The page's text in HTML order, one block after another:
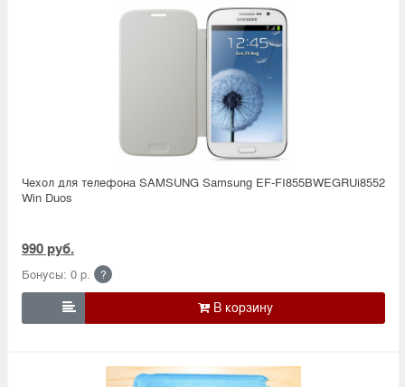
Чехол для телефона SAMSUNG Samsung EF-FI855BWEGRUi8552
Win Duos
990 руб.
Бонусы: 0 р. ?
